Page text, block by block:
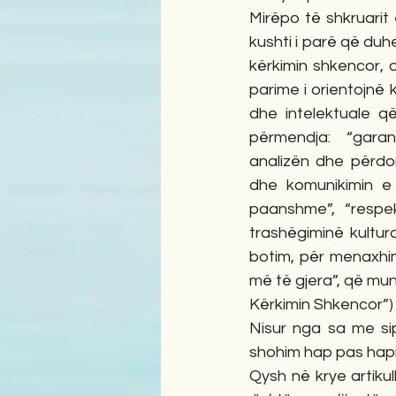
Mirëpo të shkruarit
kushti i parë që
kërkimin shkencor,
parime i orientojnë
dhe intelektuale
përmendja:
analizën dhe
dhe komunikimin
paanshme”,
trashëgiminë
botim, për
më të gjera”, që
Kërkimin Shkencor”)
Nisur nga sa me
shohim hap pas
Qysh në krye